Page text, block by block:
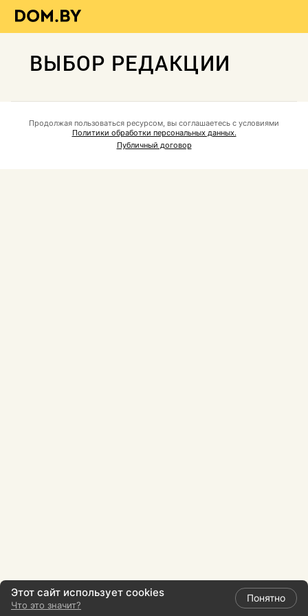
ВЫБОР РЕДАКЦИИ
Продолжая пользоваться ресурсом, вы соглашаетесь с условиями
Политики обработки персональных данных.
Публичный договор
Этот сайт использует cookies
Что это значит?
Понятно